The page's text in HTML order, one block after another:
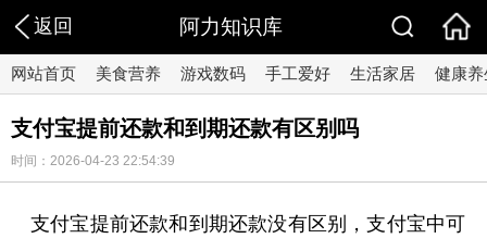
返回 阿力知识库
网站首页 美食营养 游戏数码 手工爱好 生活家居 健康养
支付宝提前还款和到期还款有区别吗
时间：2026-04-23 22:54:39
支付宝提前还款和到期还款没有区别，支付宝中可